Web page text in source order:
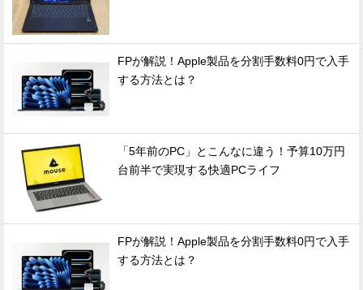
FPが解説！Apple製品を分割手数料0円で入手
する方法とは？
「5年前のPC」とこんなに違う！予算10万円
台前半で実現する快適PCライフ
FPが解説！Apple製品を分割手数料0円で入手
する方法とは？